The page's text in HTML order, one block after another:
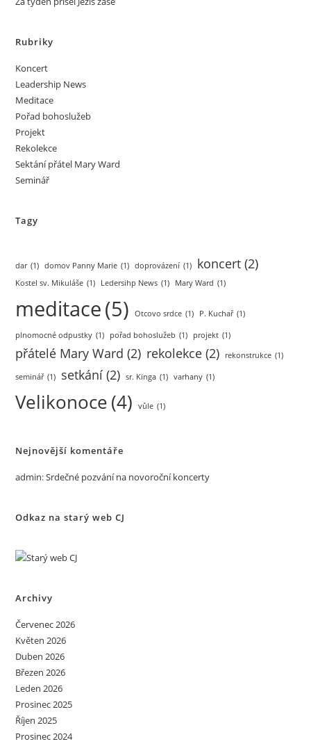
Rubriky
Koncert
Leadership News
Meditace
Pořad bohoslužeb
Projekt
Rekolekce
Sektání přátel Mary Ward
Seminář
Tagy
dar (1) domov Panny Marie (1) doprovázení (1) koncert (2)
Kostel sv. Mikuláše (1) Ledersihp News (1) Mary Ward (1)
meditace(5) Otcovo srdce (1) P. Kuchař (1)
plnomocné odpustky (1) pořad bohoslužeb (1) projekt (1)
přátelé Mary Ward (2) rekolekce (2) rekonstrukce (1)
seminář (1) setkání (2) sr. Kinga (1) varhany (1)
Velikonoce(4) vůle (1)
Nejnovější komentáře
admin:Srdečné pozvání na novoroční koncerty
Odkaz na starý web CJ
Archivy
Červenec 2026
Květen 2026
Duben 2026
Březen 2026
Leden 2026
Prosinec 2025
Říjen 2025
Prosinec 2024